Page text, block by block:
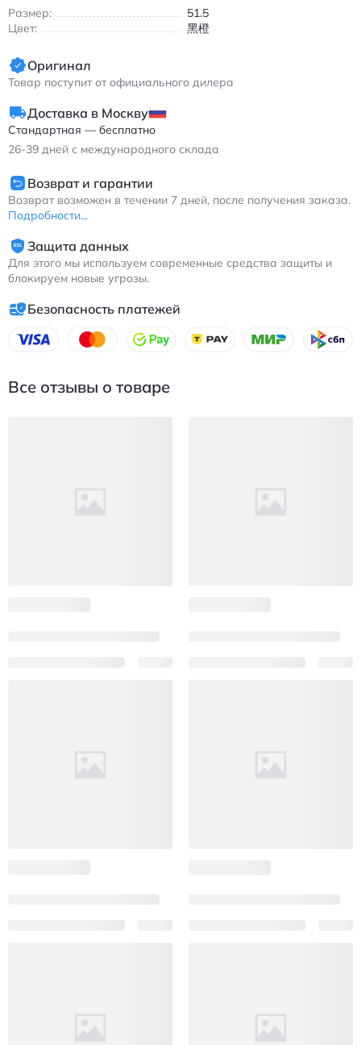
воздействий. Легкая конструкция и анатомическая стелька
обеспечивают естественную амортизацию при каждом шаге,
снижая нагрузку на суставы. Модель идеально вписывается
в гардероб для утренних пробежек, походов в спортзал или
casual-луков в городской среде.
износостойкие черно-оранжевые
Размер:
51.5
Цвет:
黑橙
Оригинал
Товар поступит от официального дилера
Доставка в Москву
Стандартная — бесплатно
26-39 дней с международного склада
Возврат и гарантии
Возврат возможен в течении 7 дней, после получения заказа.
Подробности...
Защита данных
Для этого мы используем современные средства защиты и
блокируем новые угрозы.
Безопасность платежей
Все отзывы о товаре